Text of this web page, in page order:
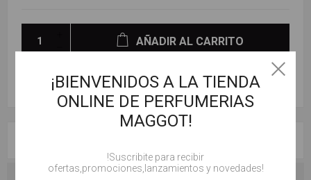
AÑADIR AL CARRITO
¡BIENVENIDOS A LA TIENDA
ONLINE DE PERFUMERIAS
MAGGOT!
!Suscribite para recibir
ofertas,promociones,lanzamientos y novedades!